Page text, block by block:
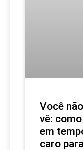
Você
vê:
em
caro